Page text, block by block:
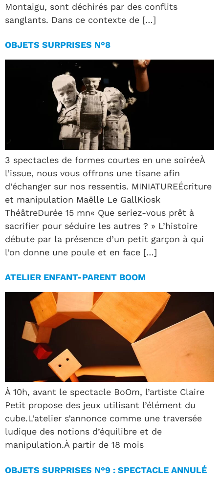
Montaigu, sont déchirés par des conflits
sanglants. Dans ce contexte de […]
OBJETS SURPRISES N°8
3 spectacles de formes courtes en une soiréeÀ
l’issue, nous vous offrons une tisane afin
d’échanger sur nos ressentis. MINIATUREÉcriture
et manipulation Maëlle Le GallKiosk
ThéâtreDurée 15 mn« Que seriez-vous prêt à
sacrifier pour séduire les autres ? » L’histoire
débute par la présence d’un petit garçon à qui
l’on donne une poule et en face […]
ATELIER ENFANT-PARENT BOOM
À 10h, avant le spectacle BoOm, l’artiste Claire
Petit propose des jeux utilisant l’élément du
cube.L’atelier s’annonce comme une traversée
ludique des notions d’équilibre et de
manipulation.À partir de 18 mois
OBJETS SURPRISES N°9 : SPECTACLE ANNULÉ